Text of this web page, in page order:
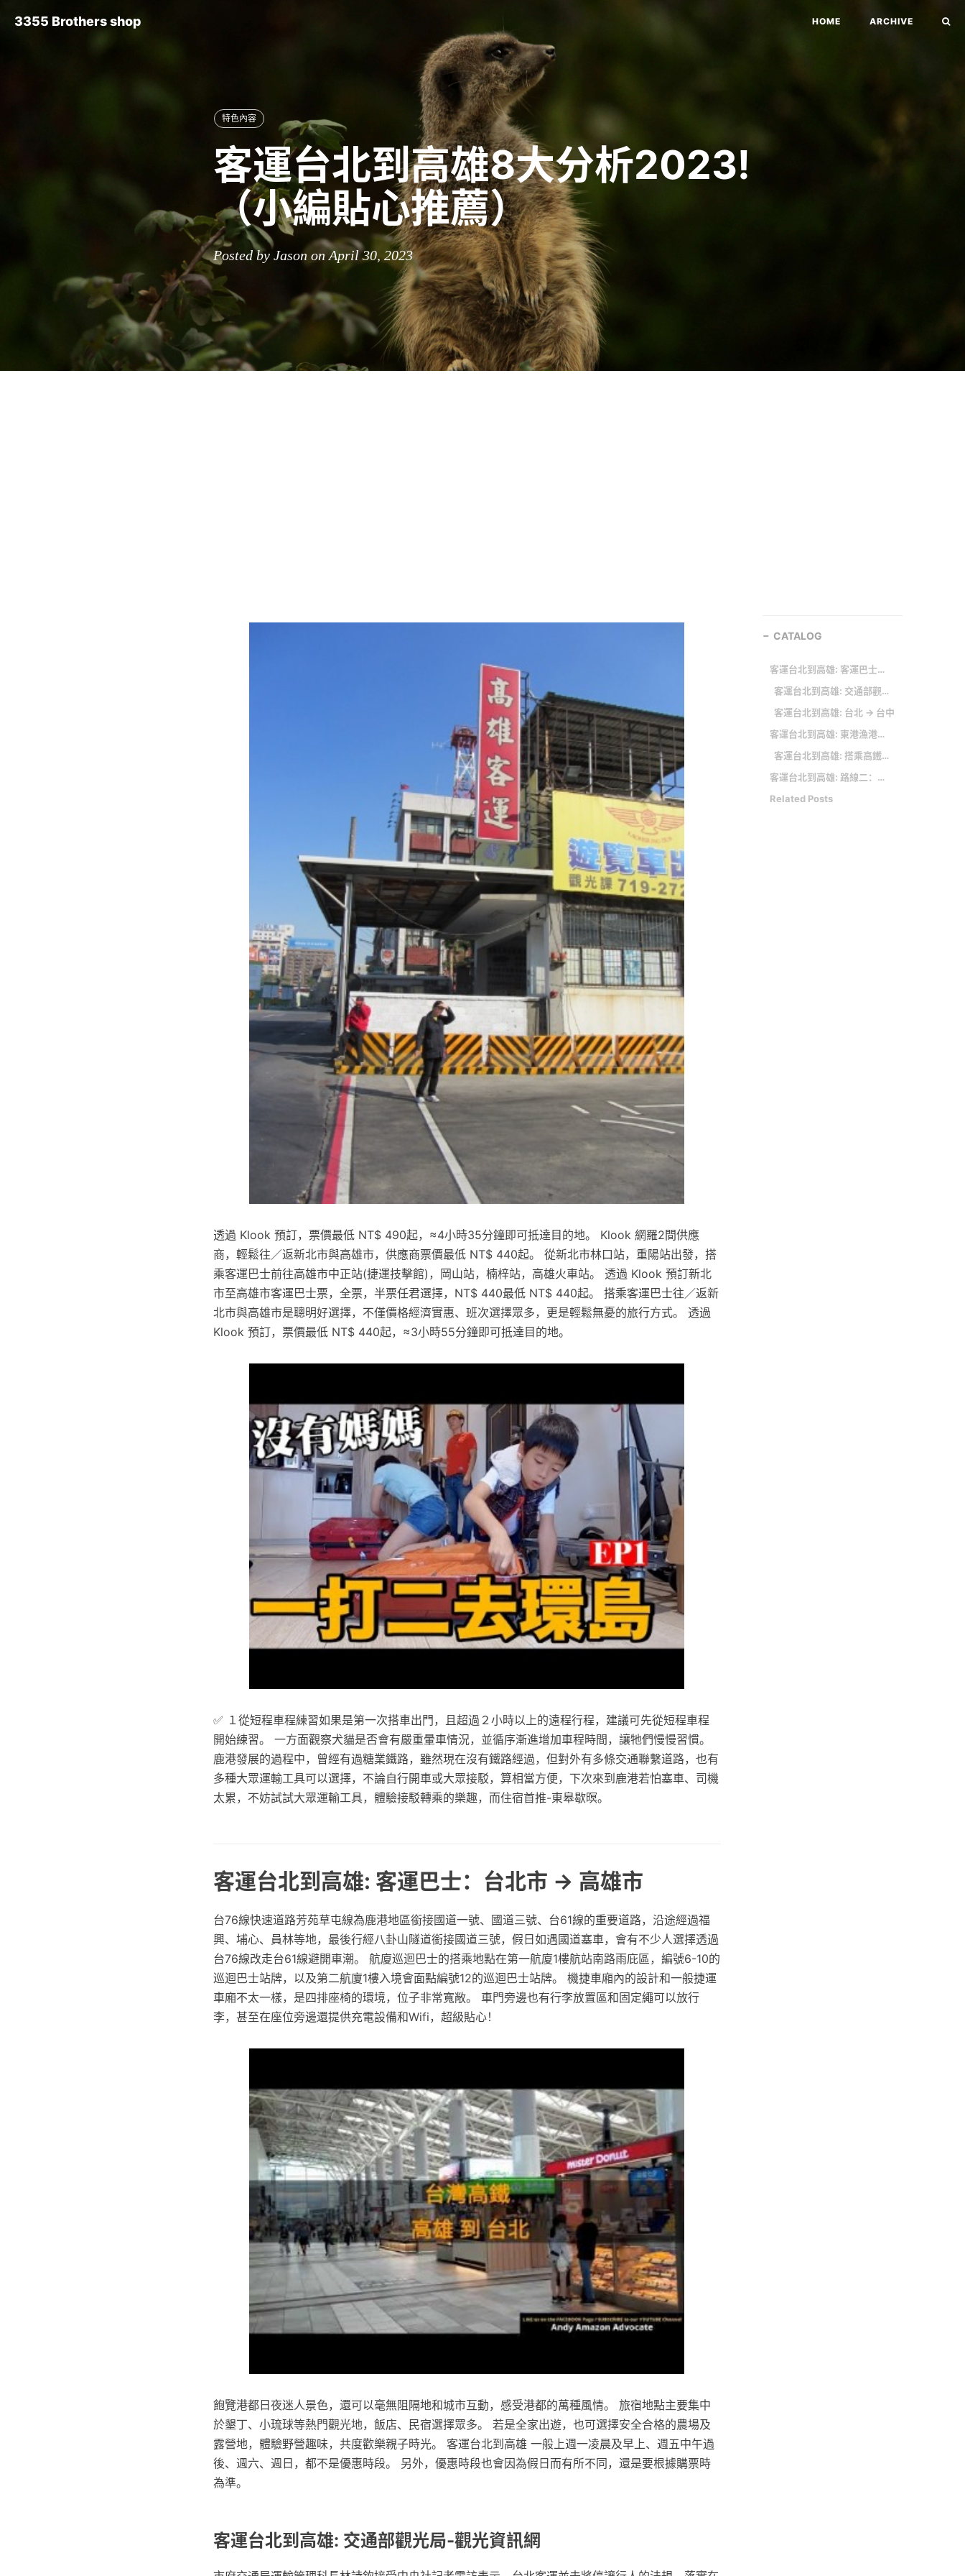
3355 Brothers shop HOME ARCHIVE
特色內容
客運台北到高雄8大分析2023!
（小編貼心推薦）
Posted by Jason on April 30, 2023
透過 Klook 預訂，票價最低 NT$ 490起，≈4小時35分鐘即可抵達目的地。 Klook 網羅2間供應
商，輕鬆往／返新北市與高雄市，供應商票價最低 NT$ 440起。 從新北市林口站，重陽站出發，搭
乘客運巴士前往高雄市中正站(捷運技擊館)，岡山站，楠梓站，高雄火車站。 透過 Klook 預訂新北
市至高雄市客運巴士票，全票，半票任君選擇，NT$ 440最低 NT$ 440起。 搭乘客運巴士往／返新
北市與高雄市是聰明好選擇，不僅價格經濟實惠、班次選擇眾多，更是輕鬆無憂的旅行方式。 透過
Klook 預訂，票價最低 NT$ 440起，≈3小時55分鐘即可抵達目的地。
✅ １從短程車程練習如果是第一次搭車出門，且超過２小時以上的遠程行程，建議可先從短程車程
開始練習。 一方面觀察犬貓是否會有嚴重暈車情況，並循序漸進增加車程時間，讓牠們慢慢習慣。
鹿港發展的過程中，曾經有過糖業鐵路，雖然現在沒有鐵路經過，但對外有多條交通聯繫道路，也有
多種大眾運輸工具可以選擇，不論自行開車或大眾接駁，算相當方便，下次來到鹿港若怕塞車、司機
太累，不妨試試大眾運輸工具，體驗接駁轉乘的樂趣，而住宿首推-東皋歇暝。
客運台北到高雄: 客運巴士：台北市 → 高雄市
台76線快速道路芳苑草屯線為鹿港地區銜接國道一號、國道三號、台61線的重要道路，沿途經過福
興、埔心、員林等地，最後行經八卦山隧道銜接國道三號，假日如遇國道塞車，會有不少人選擇透過
台76線改走台61線避開車潮。 航廈巡迴巴士的搭乘地點在第一航廈1樓航站南路雨庇區，編號6-10的
巡迴巴士站牌，以及第二航廈1樓入境會面點編號12的巡迴巴士站牌。 機捷車廂內的設計和一般捷運
車廂不太一樣，是四排座椅的環境，位子非常寬敞。 車門旁邊也有行李放置區和固定繩可以放行
李，甚至在座位旁邊還提供充電設備和Wifi，超級貼心！
飽覽港都日夜迷人景色，還可以毫無阻隔地和城市互動，感受港都的萬種風情。 旅宿地點主要集中
於墾丁、小琉球等熱門觀光地，飯店、民宿選擇眾多。 若是全家出遊，也可選擇安全合格的農場及
露營地，體驗野營趣味，共度歡樂親子時光。 客運台北到高雄 一般上週一凌晨及早上、週五中午過
後、週六、週日，都不是優惠時段。 另外，優惠時段也會因為假日而有所不同，還是要根據購票時
為準。
客運台北到高雄: 交通部觀光局-觀光資訊網
CATALOG
客運台北到高雄: 客運巴士：台北市 → 高雄市
客運台北到高雄: 交通部觀光局-觀光資訊網
客運台北到高雄: 台北 → 台中
客運台北到高雄: 東港漁港交通方式3/搭客運到東港碼頭
客運台北到高雄: 搭乘高鐵、台鐵怎麼到鹿港？
客運台北到高雄: 路線二：中鹿客運
Related Posts